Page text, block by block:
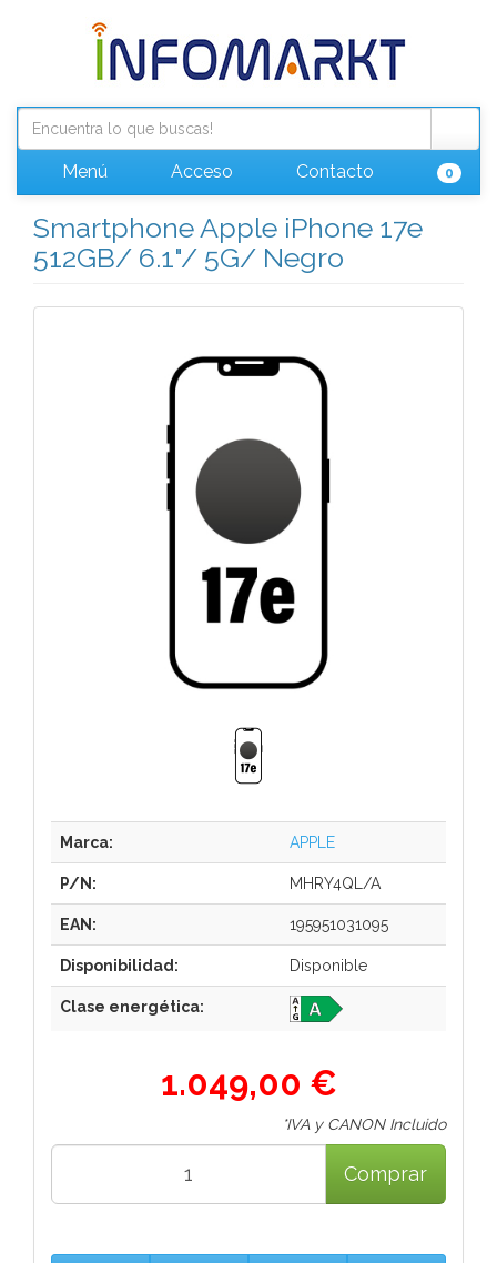
Menú Acceso Contacto 0
Smartphone Apple iPhone 17e
512GB/ 6.1"/ 5G/ Negro
Marca: APPLE
P/N: MHRY4QL/A
EAN: 195951031095
Disponibilidad: Disponible
Clase energética:
1.049,00 €
*IVA y CANON Incluido
Comprar